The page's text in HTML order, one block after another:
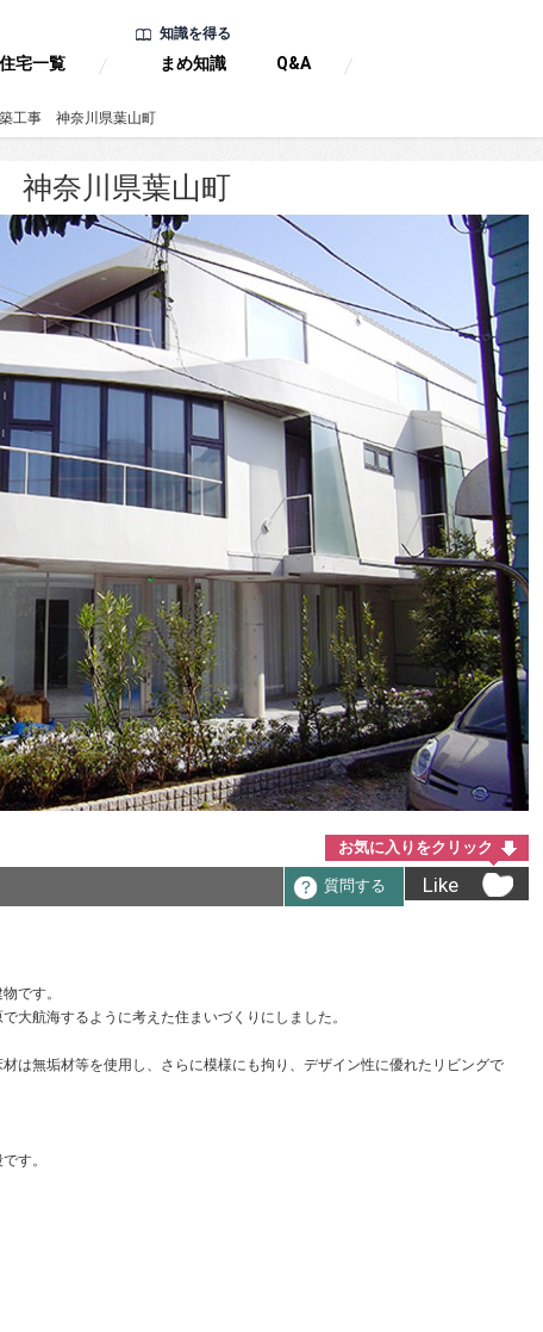
宅一覧
知識を得る
まめ知識 Q&A
工事 神奈川県葉山町
神奈川県葉山町
お気に入りをクリック
質問する Like
です。
大航海するように考えた住まいづくりにしました。
は無垢材等を使用し、さらに模様にも拘り、デザイン性に優れたリビングで
す。